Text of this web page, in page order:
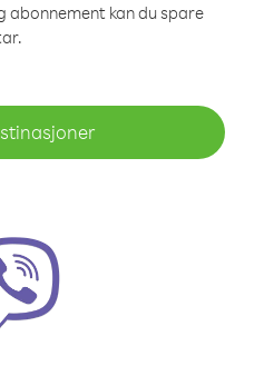
abonnement kan du spare